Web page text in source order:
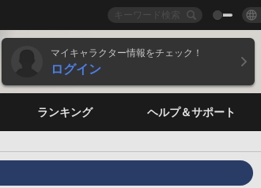
マイキャラクター情報をチェック！
ログイン
ランキング ヘルプ＆サポート